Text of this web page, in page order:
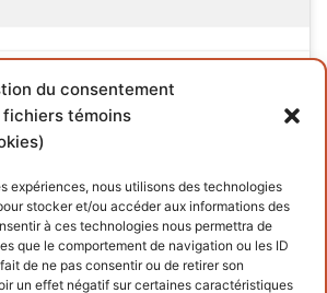
du consentement
fichiers témoins
expériences, nous utilisons des technologies
stocker et/ou accéder aux informations des
à ces technologies nous permettra de
que le comportement de navigation ou les ID
de ne pas consentir ou de retirer son
un effet négatif sur certaines caractéristiques